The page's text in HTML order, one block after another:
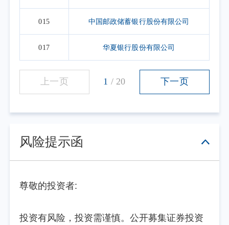
015 中国邮政储蓄银行股份有限公司
017 华夏银行股份有限公司
上一页 1 / 20 下一页
风险提示函
尊敬的投资者:
投资有风险，投资需谨慎。公开募集证券投资